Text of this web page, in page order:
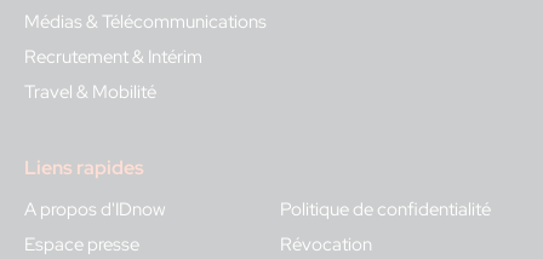
Médias & Télécommunications
Recrutement & Intérim
Travel & Mobilité
Liens rapides
A propos d'IDnow
Espace presse
Politique de confidentialité
Révocation